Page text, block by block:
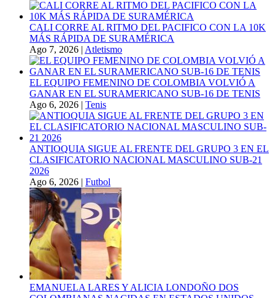
CALI CORRE AL RITMO DEL PACIFICO CON LA 10K
MÁS RÁPIDA DE SURAMÉRICA
Ago 7, 2026 | Atletismo
EL EQUIPO FEMENINO DE COLOMBIA VOLVIÓ A
GANAR EN EL SURAMERICANO SUB-16 DE TENIS
Ago 6, 2026 | Tenis
ANTIOQUIA SIGUE AL FRENTE DEL GRUPO 3 EN EL
CLASIFICATORIO NACIONAL MASCULINO SUB-21
2026
Ago 6, 2026 | Futbol
EMANUELA LARES Y ALICIA LONDOÑO DOS